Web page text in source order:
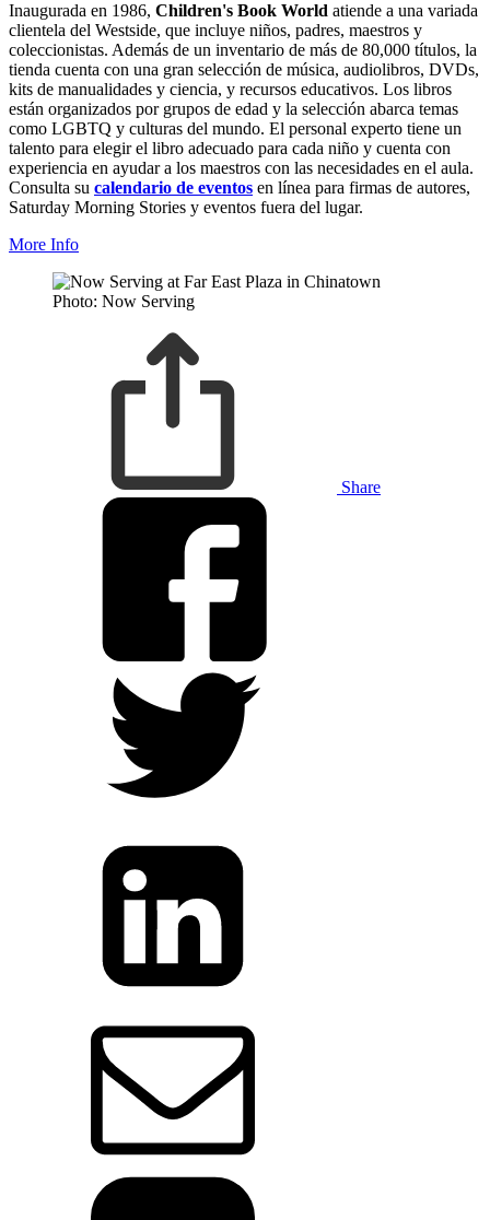
Inaugurada en 1986, Children's Book World atiende a una variada
clientela del Westside, que incluye niños, padres, maestros y
coleccionistas. Además de un inventario de más de 80,000 títulos, la
tienda cuenta con una gran selección de música, audiolibros, DVDs,
kits de manualidades y ciencia, y recursos educativos. Los libros
están organizados por grupos de edad y la selección abarca temas
como LGBTQ y culturas del mundo. El personal experto tiene un
talento para elegir el libro adecuado para cada niño y cuenta con
experiencia en ayudar a los maestros con las necesidades en el aula.
Consulta su calendario de eventos en línea para firmas de autores,
Saturday Morning Stories y eventos fuera del lugar.
More Info
Photo: Now Serving
Share